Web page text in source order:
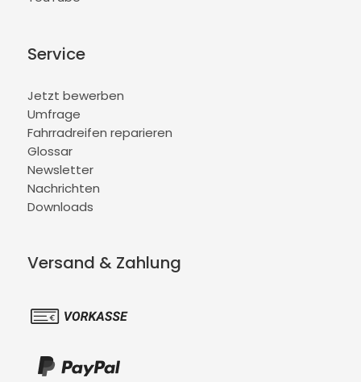
Service
Jetzt bewerben
Umfrage
Fahrradreifen reparieren
Glossar
Newsletter
Nachrichten
Downloads
Versand & Zahlung